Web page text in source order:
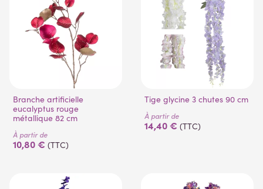
Branche artificielle
eucalyptus rouge
métallique 82 cm
À partir de
10,80 € (TTC)
Tige glycine 3 chutes 90 cm
À partir de
14,40 € (TTC)